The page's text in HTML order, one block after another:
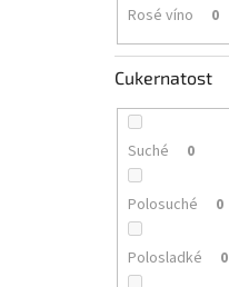
Rosé víno 0
Cukernatost
Suché 0
Polosuché 0
Polosladké 0